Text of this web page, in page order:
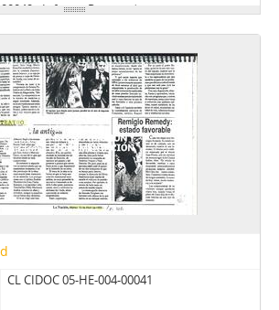
00049 - Infancia Revisitada
00050 - Preguntas Sin Respuestas
00051 - Las Voces De Albertina
00052 - Romance Entre Viudos
00053 - Herida Auntoinflingida
00054 - ¡Palabras! ¿Palabras?
00055 - Todos En Un Ascensor
00056 - Onda Polemica
00057 - Asesinato Ritual
00058 - En El Arrayan
00060 - Buscando A Romeo
00061 - Pueblo Chico, Infierno Grande
CL CIDOC 05-HE-004-00041